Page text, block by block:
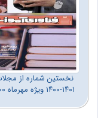
نخستین شماره از
۱۴۰۱-۱۴۰۰ ویژه مهرماه ۱۴۰۰ منتشر و در سراسر کشور توزیع شدند.